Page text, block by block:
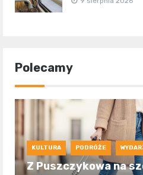
Polecamy
KULTURA PODRÓŻE
Z Puszczykowa na